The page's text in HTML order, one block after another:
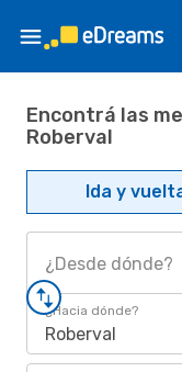
Encontrá las
Roberval
Ida y
¿Desde dónde?
¿Hacia dónde?
Roberval